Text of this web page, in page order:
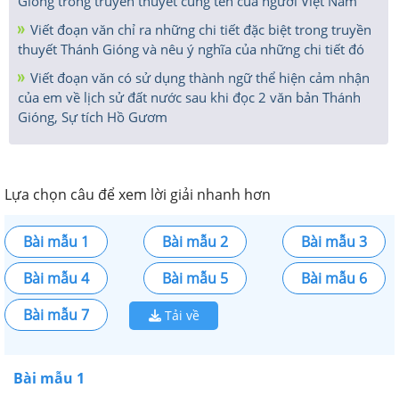
Viết đoạn văn chỉ ra những chi tiết đặc biệt trong truyền
thuyết Thánh Gióng và nêu ý nghĩa của những chi tiết đó
Viết đoạn văn có sử dụng thành ngữ thể hiện cảm nhận
của em về lịch sử đất nước sau khi đọc 2 văn bản Thánh
Gióng, Sự tích Hồ Gươm
Lựa chọn câu để xem lời giải nhanh hơn
Bài mẫu 1 Bài mẫu 2
Bài mẫu 3
Bài mẫu 4
Bài mẫu 5
Bài mẫu 6
Bài mẫu 7
Tải về
Bài mẫu 1